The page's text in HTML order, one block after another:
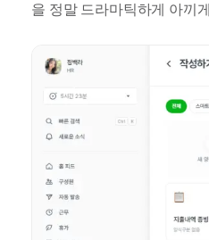
을 정말 드라마틱하게 아끼